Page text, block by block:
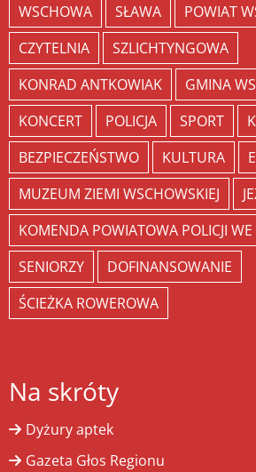
WSCHOWA SŁAWA
POWIAT
CZYTELNIA
SZLICHTYNGOWA
KONRAD ANTKOWIAK
GMINA
KONCERT
POLICJA SPORT
BEZPIECZEŃSTWO
KULTURA
MUZEUM ZIEMI WSCHOWSKIEJ
KOMENDA POWIATOWA POLICJI
SENIORZY
DOFINANSOWANIE
ŚCIEŻKA ROWEROWA
Na skróty
Dyżury aptek
Gazeta Głos Regionu